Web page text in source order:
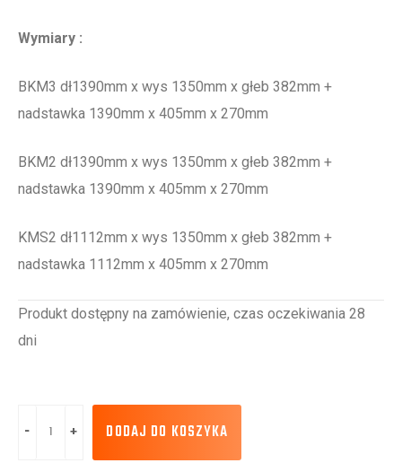
Wymiary :
BKM3 dł1390mm x wys 1350mm x głeb 382mm +
nadstawka 1390mm x 405mm x 270mm
BKM2 dł1390mm x wys 1350mm x głeb 382mm +
nadstawka 1390mm x 405mm x 270mm
KMS2 dł1112mm x wys 1350mm x głeb 382mm +
nadstawka 1112mm x 405mm x 270mm
Produkt dostępny na zamówienie, czas oczekiwania 28
dni
DODAJ DO KOSZYKA